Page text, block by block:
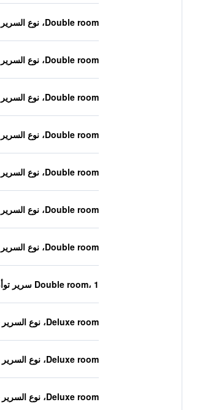
Double room، نوع السرير غير معروف
Double room، نوع السرير غير معروف
Double room، نوع السرير غير معروف
Double room، نوع السرير غير معروف
Double room، نوع السرير غير معروف
Double room، نوع السرير غير معروف
Double room، نوع السرير غير معروف
Double room، 1 سرير توأم
Deluxe room، نوع السرير غير معروف
Deluxe room، نوع السرير غير معروف
Deluxe room، نوع السرير غير معروف